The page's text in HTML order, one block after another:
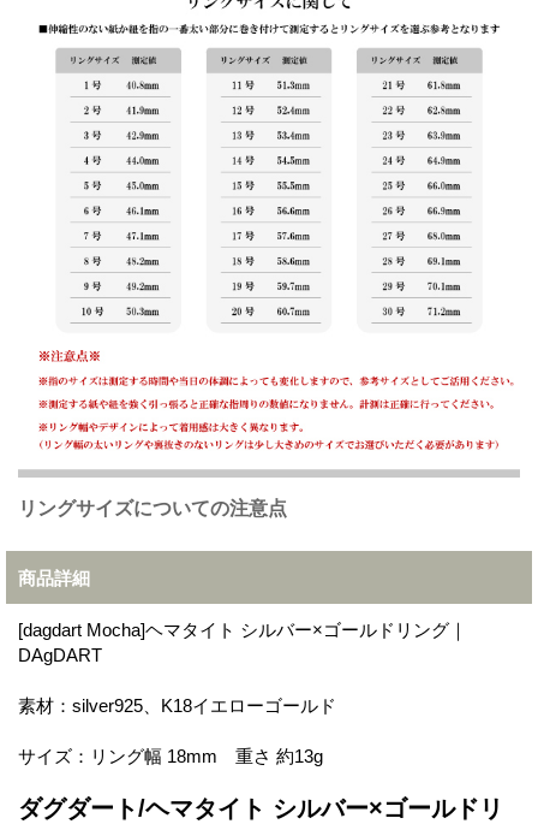
リングサイズについての注意点
商品詳細
[dagdart Mocha]ヘマタイト シルバー×ゴールドリング｜
DAgDART
素材：silver925、K18イエローゴールド
サイズ：リング幅 18mm 重さ 約13g
ダグダート/ヘマタイト シルバー×ゴールドリ